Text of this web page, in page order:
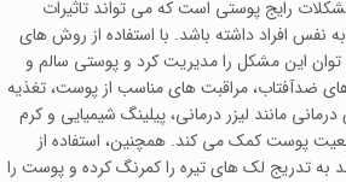
رایج پوستی است که می‌ تواند تاثیرات
نفس افراد داشته باشد. با استفاده از روش‌ های
این مشکل را مدیریت کرد و پوستی سالم و
ضدآفتاب، مراقبت‌ های مناسب از پوست، تغذیه
مانند لیزر درمانی، پیلینگ شیمیایی و کرم‌
پوست کمک می کند. همچنین، استفاده از
به تدریج لک‌ های تیره را کمرنگ کرده و پوست را